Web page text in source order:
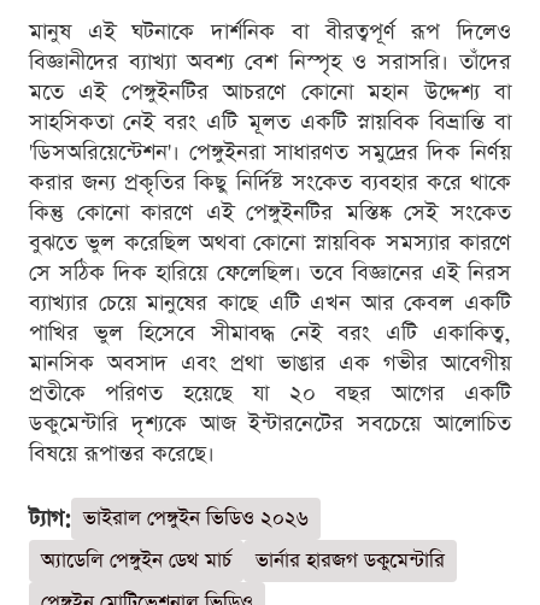
মানুষ এই ঘটনাকে দার্শনিক বা বীরত্বপূর্ণ রূপ দিলেও
বিজ্ঞানীদের ব্যাখ্যা অবশ্য বেশ নিস্পৃহ ও সরাসরি। তাঁদের
মতে এই পেঙ্গুইনটির আচরণে কোনো মহান উদ্দেশ্য বা
সাহসিকতা নেই বরং এটি মূলত একটি স্নায়বিক বিভ্রান্তি বা
'ডিসঅরিয়েন্টেশন'। পেঙ্গুইনরা সাধারণত সমুদ্রের দিক নির্ণয়
করার জন্য প্রকৃতির কিছু নির্দিষ্ট সংকেত ব্যবহার করে থাকে
কিন্তু কোনো কারণে এই পেঙ্গুইনটির মস্তিষ্ক সেই সংকেত
বুঝতে ভুল করেছিল অথবা কোনো স্নায়বিক সমস্যার কারণে
সে সঠিক দিক হারিয়ে ফেলেছিল। তবে বিজ্ঞানের এই নিরস
ব্যাখ্যার চেয়ে মানুষের কাছে এটি এখন আর কেবল একটি
পাখির ভুল হিসেবে সীমাবদ্ধ নেই বরং এটি একাকিত্ব,
মানসিক অবসাদ এবং প্রথা ভাঙার এক গভীর আবেগীয়
প্রতীকে পরিণত হয়েছে যা ২০ বছর আগের একটি
ডকুমেন্টারি দৃশ্যকে আজ ইন্টারনেটের সবচেয়ে আলোচিত
বিষয়ে রূপান্তর করেছে।
ট্যাগ: ভাইরাল পেঙ্গুইন ভিডিও ২০২৬
অ্যাডেলি পেঙ্গুইন ডেথ মার্চ
ভার্নার হারজগ ডকুমেন্টারি